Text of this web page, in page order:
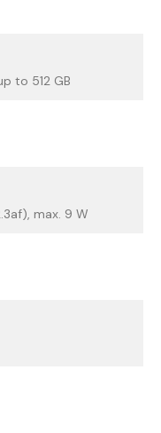
to 512 GB
max. 9 W